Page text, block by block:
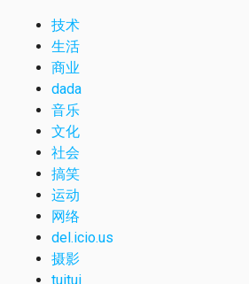
技术
生活
商业
dada
音乐
文化
社会
搞笑
运动
网络
del.icio.us
摄影
tuitui